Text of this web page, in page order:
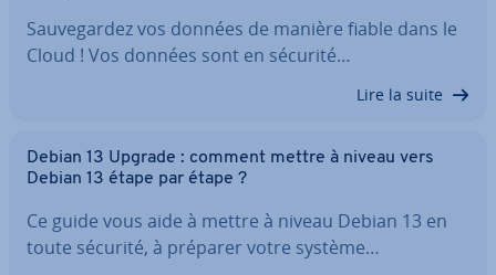
Sau­ve­gar­dez vos données de manière fiable dans le
Cloud ! Vos données sont en sécurité…
Lire la suite
Debian 13 Upgrade : comment mettre à niveau vers
Debian 13 étape par étape ?
Ce guide vous aide à mettre à niveau Debian 13 en
toute sécurité, à préparer votre système…